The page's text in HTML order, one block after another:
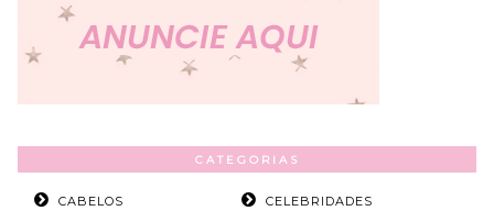
CATEGORIAS
CABELOS CELEBRIDADES